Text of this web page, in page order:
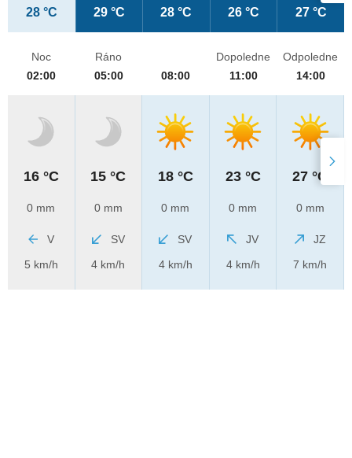
28 °C 29 °C 28 °C 26 °C 27 °C
Noc
02:00
16 °C
0 mm
V
5 km/h
Ráno
05:00
15 °C
0 mm
SV
4 km/h
08:00
18 °C
0 mm
SV
4 km/h
Dopoledne
11:00
23 °C
0 mm
JV
4 km/h
Odpoledne
14:00
27 °C
0 mm
JZ
7 km/h